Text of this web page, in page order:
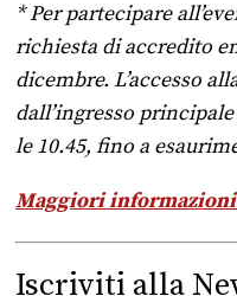
* Per partecipare
richiesta di accredito
dicembre. L’accesso
dall’ingresso
le 10.45, fino a
Maggiori
Iscriviti alla